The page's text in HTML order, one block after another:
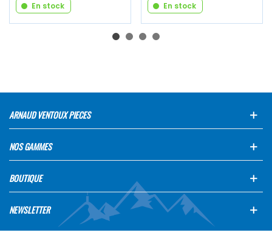
En stock En stock
ARNAUD VENTOUX PIECES
NOS GAMMES
BOUTIQUE
NEWSLETTER